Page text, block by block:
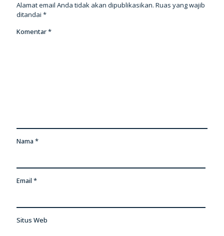
Alamat email Anda tidak akan dipublikasikan. Ruas yang wajib
ditandai *
Komentar*
Nama *
Email *
Situs Web